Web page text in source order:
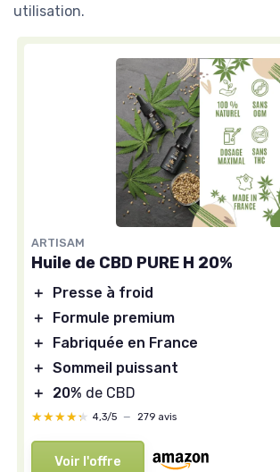
utilisation.
ARTISAM
Huile de CBD PURE H 20%
＋
Presse à froid
＋
Formule premium
＋
Fabriquée en France
＋ Sommeil puissant
＋
20% de CBD
★★★★★
★★★★★ 4,3/5 — 279 avis
Voir l'offre